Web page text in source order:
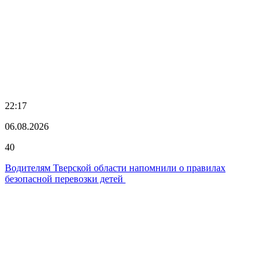
22:17
06.08.2026
40
Водителям Тверской области напомнили о правилах
безопасной перевозки детей